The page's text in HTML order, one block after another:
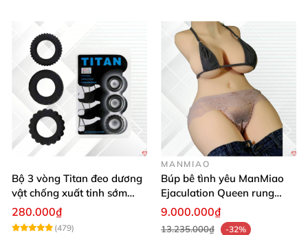
Bộ 3 vòng Titan đeo dương
vật chống xuất tinh sớm
silicon y tế tăng hưng phấn
280.000₫
(479)
MANMIAO
Búp bê tình yêu ManMiao
Ejaculation Queen rung
cảm biến sưởi ấm phun
nước thông minh
9.000.000₫
13.235.000₫
-32%